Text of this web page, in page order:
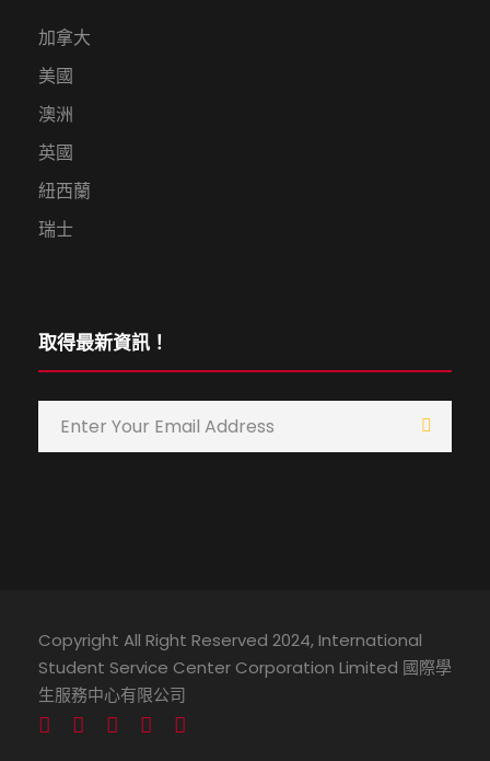
加拿大
美國
澳洲
英國
紐西蘭
瑞士
取得最新資訊！
Copyright All Right Reserved 2024, International
Student Service Center Corporation Limited 國際學
生服務中心有限公司